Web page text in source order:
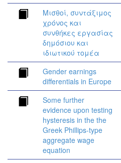
Μισθοί, συντάξιμος
χρόνος και
συνθήκες εργασίας
δημόσιου και
ιδιωτικού τομέα
Gender earnings
differentials in Europe
Some further
evidence upon testing
hysteresis in the the
Greek Phillips-type
aggregate wage
equation